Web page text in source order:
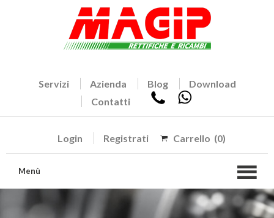
Servizi Azienda Blog
Download
Contatti
Login Registrati Carrello (0)
Menù